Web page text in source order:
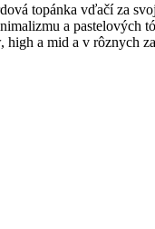
topánka vďačí za
a
a mid a v rôznych